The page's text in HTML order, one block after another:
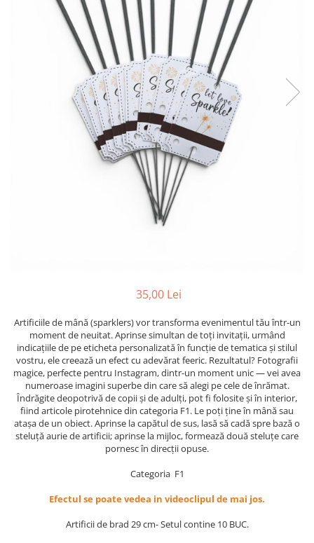
35,00 Lei
Artificiile de mână (sparklers) vor transforma evenimentul tău într-un
moment de neuitat. Aprinse simultan de toți invitații, urmând
indicațiile de pe eticheta personalizată în funcție de tematica și stilul
vostru, ele creează un efect cu adevărat feeric. Rezultatul? Fotografii
magice, perfecte pentru Instagram, dintr-un moment unic — vei avea
numeroase imagini superbe din care să alegi pe cele de înrămat.
Îndrăgite deopotrivă de copii și de adulți, pot fi folosite și în interior,
fiind articole pirotehnice din categoria F1. Le poți ține în mână sau
atașa de un obiect. Aprinse la capătul de sus, lasă să cadă spre bază o
steluță aurie de artificii; aprinse la mijloc, formează două steluțe care
pornesc în direcții opuse.
Categoria F1
Efectul se poate vedea in videoclipul de mai jos.
Artificii de brad 29 cm- Setul contine 10 BUC.